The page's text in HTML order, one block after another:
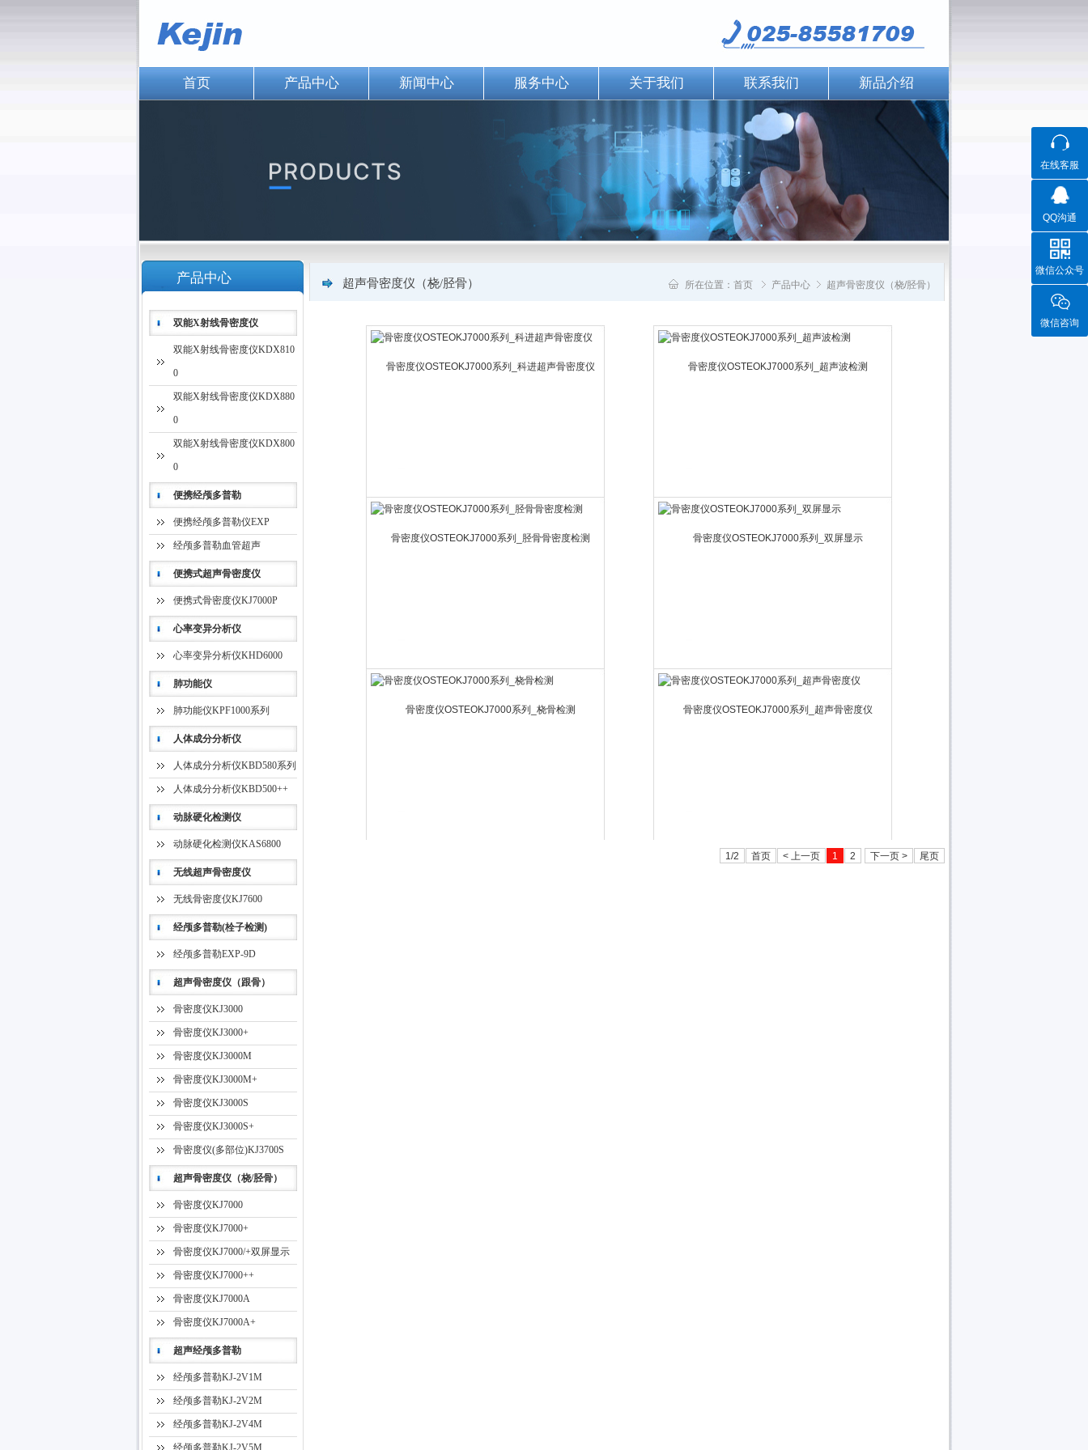
首页 产品中心 新闻中心 服务中心 关于我们 联系我们 新品介绍
产品中心
双能X射线骨密度仪
双能X射线骨密度仪KDX810
0
双能X射线骨密度仪KDX880
0
双能X射线骨密度仪KDX800
0
便携经颅多普勒
便携经颅多普勒仪EXP
经颅多普勒血管超声
便携式超声骨密度仪
便携式骨密度仪KJ7000P
心率变异分析仪
心率变异分析仪KHD6000
肺功能仪
肺功能仪KPF1000系列
人体成分分析仪
人体成分分析仪KBD580系列
人体成分分析仪KBD500++
动脉硬化检测仪
动脉硬化检测仪KAS6800
无线超声骨密度仪
无线骨密度仪KJ7600
经颅多普勒(栓子检测)
经颅多普勒EXP-9D
超声骨密度仪（跟骨）
骨密度仪KJ3000
骨密度仪KJ3000+
骨密度仪KJ3000M
骨密度仪KJ3000M+
骨密度仪KJ3000S
骨密度仪KJ3000S+
骨密度仪(多部位)KJ3700S
超声骨密度仪（桡/胫骨）
骨密度仪KJ7000
骨密度仪KJ7000+
骨密度仪KJ7000/+双屏显示
骨密度仪KJ7000++
骨密度仪KJ7000A
骨密度仪KJ7000A+
超声经颅多普勒
经颅多普勒KJ-2V1M
经颅多普勒KJ-2V2M
经颅多普勒KJ-2V4M
经颅多普勒KJ-2V5M
超声骨密度仪（桡/胫骨） 所在位置： 首页 产品中心 超声骨密度仪（桡/胫骨）
骨密度仪OSTEOKJ7000系列_科进超声骨密度仪 骨密度仪OSTEOKJ7000系列_超声波检测
骨密度仪OSTEOKJ7000系列_胫骨骨密度检测 骨密度仪OSTEOKJ7000系列_双屏显示
骨密度仪OSTEOKJ7000系列_桡骨检测 骨密度仪OSTEOKJ7000系列_超声骨密度仪
1/2 首页 < 上一页 1 2 下一页 > 尾页
在线客服
QQ沟通
微信公众号
微信咨询